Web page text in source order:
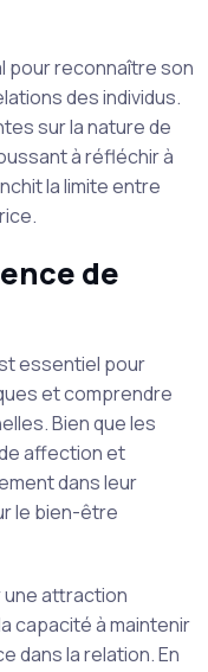
pour reconnaître son
des individus.
sur la nature de
à réfléchir à
la limite entre
de
essentiel pour
et comprendre
Bien que les
affection et
dans leur
le bien-être
une attraction
capacité à maintenir
dans la relation. En